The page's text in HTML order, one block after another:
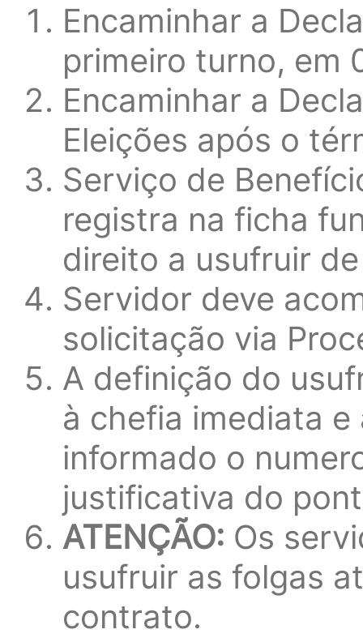
Encaminhar a
primeiro turno, em
Encaminhar a
Eleições após o
Serviço de
registra na ficha
direito a usufruir
Servidor deve
solicitação via
A definição do
à chefia imediata
informado o
justificativa do
ATENÇÃO: Os
usufruir as folgas
contrato.